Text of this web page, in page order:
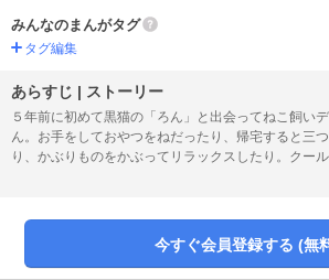
みんなのまんがタグ
タグ編集
あらすじ | ストーリー
５年前に初めて黒猫の「ろん」と出会ってねこ飼い
ん。お手をしておやつをねだったり、帰宅すると三
り、かぶりものをかぶってリラックスしたり。クー
けど、ろんはとびきり人懐こくてとびきり可愛い男
ねこ希望」「ろん親戚と出会う」など本邦初公開の
今すぐ会員登録する (無